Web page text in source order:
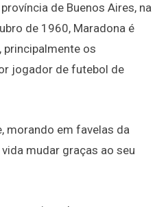
de Buenos Aires, na
de 1960, Maradona é
os
jogador de futebol de
morando em favelas da
mudar graças ao seu